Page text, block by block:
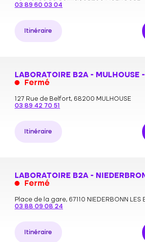
03 89 60 03 04
Itinéraire
LABORATOIRE B2A - MULHOUSE
Fermé
127 Rue de Belfort, 68200 MULHOUSE
03 89 42 70 51
Itinéraire
LABORATOIRE B2A -
Fermé
Place de la gare, 67110 NIEDERBONN LES
03 88 09 08 24
Itinéraire